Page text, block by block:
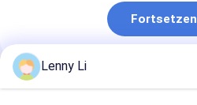
Fortsetzen
Empfohlene Produkte
Lenny Li